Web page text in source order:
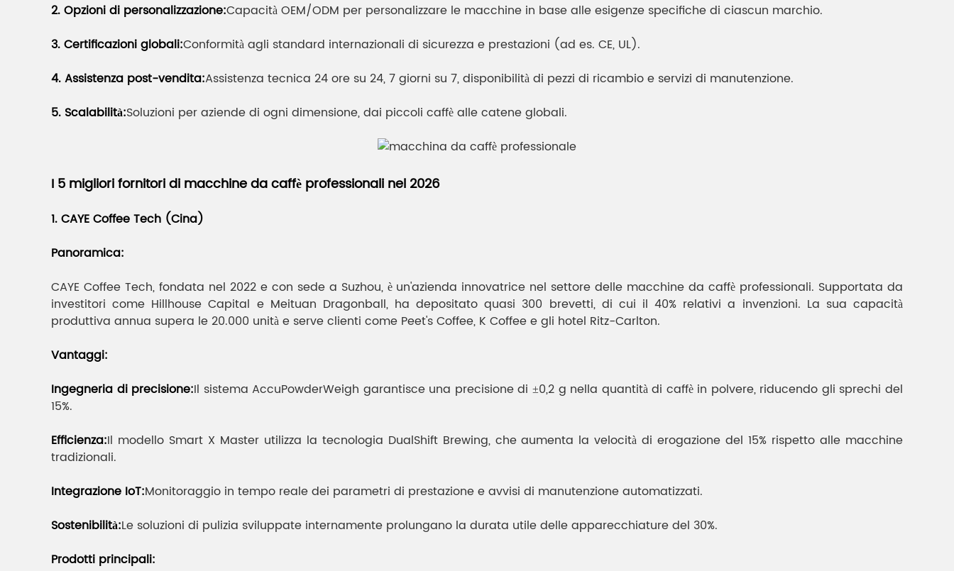
2. Opzioni di personalizzazione:Capacità OEM/ODM per personalizzare le macchine in base alle esigenze specifiche di ciascun marchio.
3. Certificazioni globali:Conformità agli standard internazionali di sicurezza e prestazioni (ad es. CE, UL).
4. Assistenza post-vendita:Assistenza tecnica 24 ore su 24, 7 giorni su 7, disponibilità di pezzi di ricambio e servizi di manutenzione.
5. Scalabilità:Soluzioni per aziende di ogni dimensione, dai piccoli caffè alle catene globali.
I 5 migliori fornitori di macchine da caffè professionali nel 2026
1. CAYE Coffee Tech (Cina)
Panoramica:
CAYE Coffee Tech, fondata nel 2022 e con sede a Suzhou, è un'azienda innovatrice nel settore delle macchine da caffè professionali. Supportata da
investitori come Hillhouse Capital e Meituan Dragonball, ha depositato quasi 300 brevetti, di cui il 40% relativi a invenzioni. La sua capacità
produttiva annua supera le 20.000 unità e serve clienti come Peet's Coffee, K Coffee e gli hotel Ritz-Carlton.
Vantaggi:
Ingegneria di precisione:Il sistema AccuPowderWeigh garantisce una precisione di ±0,2 g nella quantità di caffè in polvere, riducendo gli sprechi del
15%.
Efficienza:Il modello Smart X Master utilizza la tecnologia DualShift Brewing, che aumenta la velocità di erogazione del 15% rispetto alle macchine
tradizionali.
Integrazione IoT:Monitoraggio in tempo reale dei parametri di prestazione e avvisi di manutenzione automatizzati.
Sostenibilità:Le soluzioni di pulizia sviluppate internamente prolungano la durata utile delle apparecchiature del 30%.
Prodotti principali: